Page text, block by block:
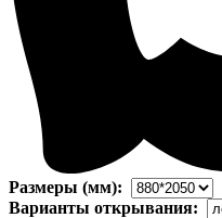
Размеры (мм):
Варианты открывания: